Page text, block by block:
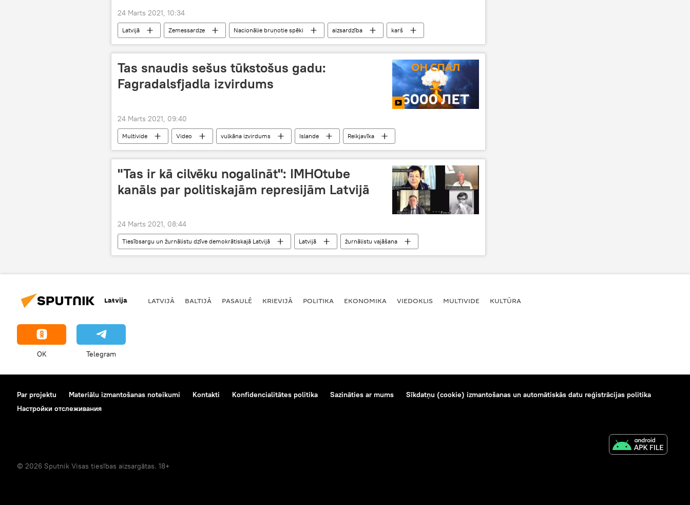
24 Marts 2021, 10:34
Latvijā Zemessardze Nacionālie bruņotie spēki aizsardzība karš
Tas snaudis sešus tūkstošus gadu:
Fagradalsfjadla izvirdums
24 Marts 2021, 09:40
Multivide Video vulkāna izvirdums Islande Reikjavīka
"Tas ir kā cilvēku nogalināt": IMHOtube
kanāls par politiskajām represijām Latvijā
24 Marts 2021, 08:44
Tiesībsargu un žurnālistu dzīve demokrātiskajā Latvijā Latvijā
žurnālistu vajāšana
Sputnik
vārda brīvība
Latvija LATVIJĀ BALTIJĀ PASAULĒ KRIEVIJĀ POLITIKA EKONOMIKA VIEDOKLIS MULTIVIDE KULTŪRA
OK Telegram
Par projektu Materiālu izmantošanas noteikumi Kontakti Konfidencialitātes politika Sazināties ar mums
Sīkdatņu (cookie) izmantošanas un automātiskās datu reģistrācijas politika
Настройки отслеживания
© 2026 Sputnik Visas tiesības aizsargātas. 18+